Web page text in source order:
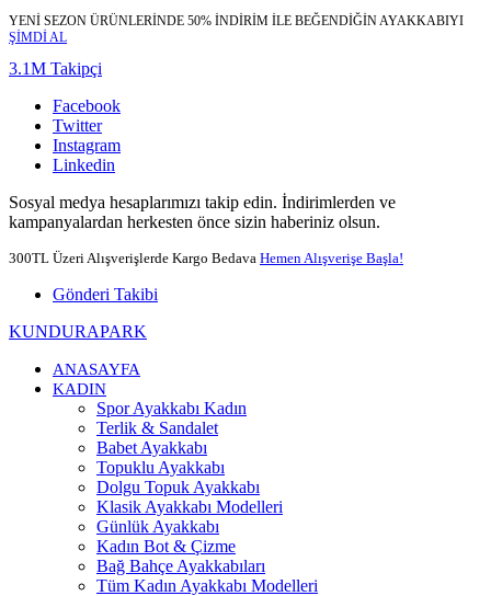
YENİ SEZON ÜRÜNLERİNDE 50% İNDİRİM İLE BEĞENDİĞİN AYAKKABIYI
ŞİMDİ AL
3.1M Takipçi
Facebook
Twitter
Instagram
Linkedin
Sosyal medya hesaplarımızı takip edin. İndirimlerden ve
kampanyalardan herkesten önce sizin haberiniz olsun.
300TL Üzeri Alışverişlerde Kargo Bedava Hemen Alışverişe Başla!
Gönderi Takibi
KUNDURAPARK
ANASAYFA
KADIN
Spor Ayakkabı Kadın
Terlik & Sandalet
Babet Ayakkabı
Topuklu Ayakkabı
Dolgu Topuk Ayakkabı
Klasik Ayakkabı Modelleri
Günlük Ayakkabı
Kadın Bot & Çizme
Bağ Bahçe Ayakkabıları
Tüm Kadın Ayakkabı Modelleri